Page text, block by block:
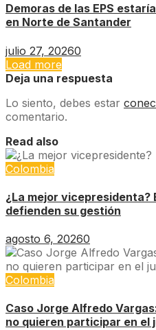
Demoras de las EPS
en Norte de Santander
julio 27, 20260
Load more
Deja una respuesta
Lo siento, debes estar
comentario.
Read also
Colombia
¿La mejor vicepresidenta?
defienden su gestión
agosto 6, 20260
Colombia
Caso Jorge Alfredo
no quieren participar en el